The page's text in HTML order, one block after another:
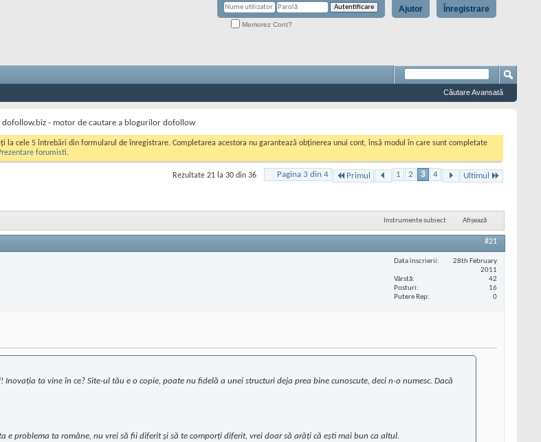
Înregistrare
Ajutor
Memorez Cont?
Căutare Avansată
dofollow.biz - motor de cautare a blogurilor dofollow
la cele 5 întrebări din formularul de înregistrare. Completarea acestora nu garantează obținerea unui cont, însă modul în care sunt completate
forumisti.
Pagina 3 din 4 Primul 1 2 3 4 Ultimul
Rezultate 21 la 30 din 36
Instrumente subiect Afișează
#21
Data înscrierii
28th February
2011
Vârstă
42
Posturi
16
Putere Rep
0
ta vine în ce? Site-ul tău e o copie, poate nu fidelă a unei structuri deja prea bine cunoscute, deci n-o numesc. Dacă
e problema ta române, nu vrei să fii diferit și să te comporți diferit, vrei doar să arăți că ești mai bun ca altul.